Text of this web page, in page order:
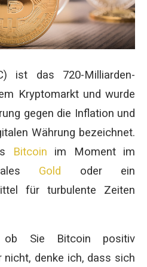
ist das 720-Milliarden-
Kryptomarkt und wurde
gegen die Inflation und
Währung bezeichnet.
Bitcoin im Moment im
Gold
oder ein
für turbulente Zeiten
ob Sie Bitcoin positiv
nicht, denke ich, dass sich